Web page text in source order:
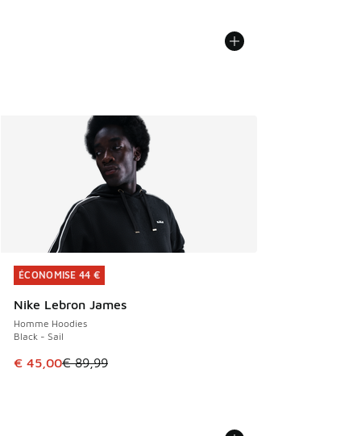
ÉCONOMISE 44 €
Nike Lebron James
Homme Hoodies
Black - Sail
Cet article est en promotion. Prix en baisse de € 89,99 à
€ 45,00€ 89,99
ÉCONOMISE 44 €